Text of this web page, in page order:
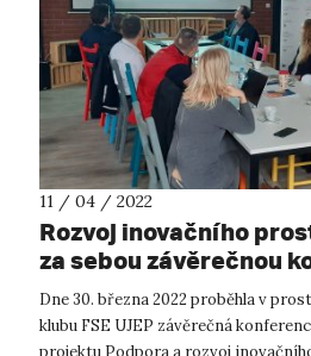
11 / 04 / 2022
Rozvoj inovačního
za sebou závěrečnou
Twinningu
Dne 30. března 2022 proběhla v
klubu FSE UJEP závěrečná